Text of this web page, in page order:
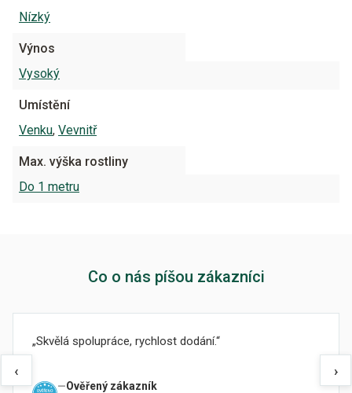
Nízký
Výnos
Vysoký
Umístění
Venku, Vevnitř
Max. výška rostliny
Do 1 metru
Co o nás píšou zákazníci
‹
Skvělá spolupráce, rychlost dodání.
Ověřený zákazník
›